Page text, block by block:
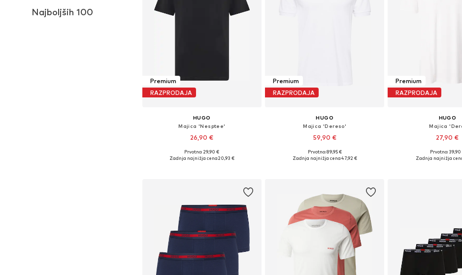
Najboljših 100
Premium
RAZPRODAJA
HUGO
Majica 'Nesptee'
26,90 €
+ 1
Razpoložljive velikosti: S, M, L, XL, XXL
Prvotno: 29,90 €
Zadnja najnižja cena20,93 €
Premium
RAZPRODAJA
HUGO
Majica 'Dereso'
59,90 €
Razpoložljive velikosti: S, M, L, XL, XXL
Prvotno: 89,95 €
Zadnja najnižja cena47,92 €
Premium
RAZPRODAJA
HUGO
Majica
27,90 €
+
Razpoložljive velikosti: S,
Prvotno: 39,90
Zadnja najnižja